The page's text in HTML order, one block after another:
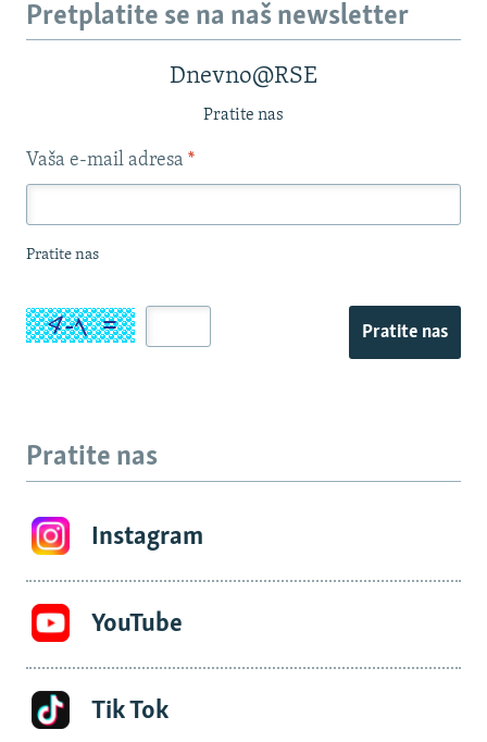
Pretplatite se na naš newsletter
Dnevno@RSE
Pratite nas
Vaša e-mail adresa *
Pratite nas
Pratite nas
Pratite nas
Instagram
YouTube
Tik Tok